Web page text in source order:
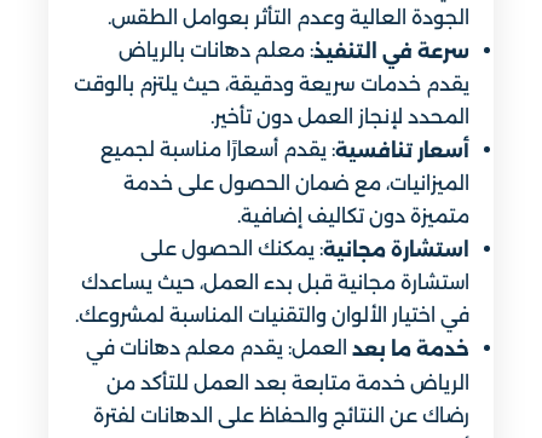
الجودة العالية وعدم التأثر بعوامل الطقس.
سرعة في التنفيذ: معلم دهانات بالرياض
يقدم خدمات سريعة ودقيقة، حيث يلتزم بالوقت
المحدد لإنجاز العمل دون تأخير.
أسعار تنافسية: يقدم أسعارًا مناسبة لجميع
الميزانيات، مع ضمان الحصول على خدمة
متميزة دون تكاليف إضافية.
استشارة مجانية: يمكنك الحصول على
استشارة مجانية قبل بدء العمل، حيث يساعدك
في اختيار الألوان والتقنيات المناسبة لمشروعك.
خدمة ما بعد العمل: يقدم معلم دهانات في
الرياض خدمة متابعة بعد العمل للتأكد من
رضاك عن النتائج والحفاظ على الدهانات لفترة